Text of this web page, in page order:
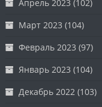
Апрель 2023 (102)
Март 2023 (104)
Февраль 2023 (97)
Январь 2023 (104)
Декабрь 2022 (103)